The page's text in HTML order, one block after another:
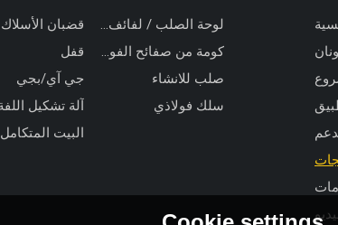
قضبان الأسلاك
لوحة الصلب / لفائف / قطاع
قفل
كومة من صفائح الفولاذ
جي آي/بجي
صلب للانشاء
سلك فولاذي
البيت المتكامل